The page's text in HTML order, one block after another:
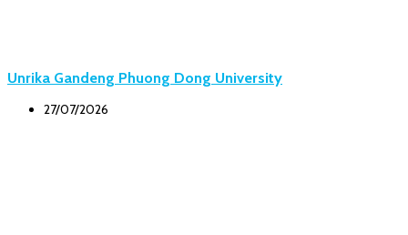
Unrika Gandeng Phuong Dong University
27/07/2026